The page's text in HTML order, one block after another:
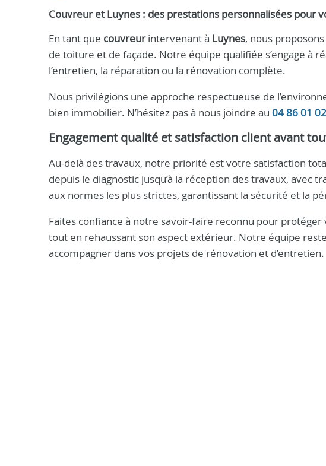
Couvreur et Luynes : des prestations personnalisées pour
En tant que couvreurintervenant à Luynes, nous
de toiture et de façade. Notre équipe qualifiée s’engage à
l’entretien, la réparation ou la rénovation complète.
Nous privilégions une approche respectueuse de
bien immobilier. N’hésitez pas à nous joindre au 04 86 01
Engagement qualité et satisfaction client avant
Au-delà des travaux, notre priorité est votre satisfaction
depuis le diagnostic jusqu’à la réception des travaux,
aux normes les plus strictes, garantissant la sécurité et la
Faites confiance à notre savoir-faire reconnu pour
tout en rehaussant son aspect extérieur. Notre équipe
accompagner dans vos projets de rénovation et d’entretien.